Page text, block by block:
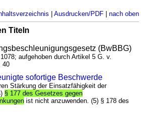
Ausdrucken/PDF| nach oben
Titeln
(BwBBG)
aufgehoben durch Artikel 5 G. v.
40
sofortige Beschwerde
Stärkung der Einsatzfähigkeit der
§ 177 des Gesetzes gegen
ist nicht anzuwenden. (5) § 178 des